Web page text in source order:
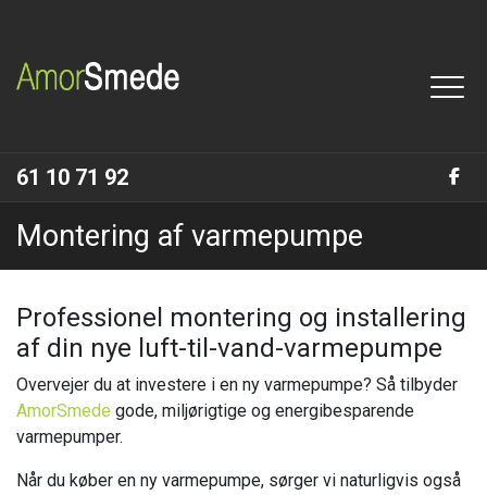
hovedindhold
61 10 71 92
Montering af varmepumpe
Professionel montering og installering
af din nye luft-til-vand-varmepumpe
Overvejer du at investere i en ny varmepumpe? Så tilbyder
AmorSmede gode, miljørigtige og energibesparende
varmepumper.
Når du køber en ny varmepumpe, sørger vi naturligvis også